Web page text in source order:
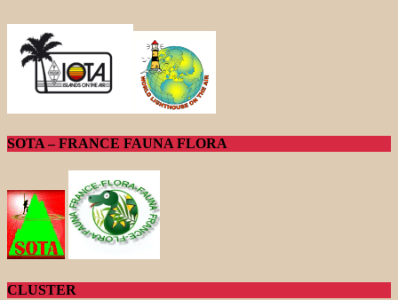
SOTA – FRANCE FAUNA FLORA
CLUSTER